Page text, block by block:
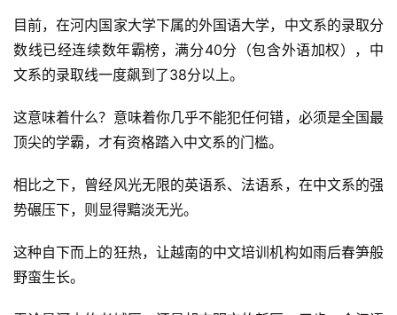
目前，在河内国家大学下属的外国语大学，中文系的录取分
数线已经连续数年霸榜，满分40分（包含外语加权），中
文系的录取线一度飙到了38分以上。
这意味着什么？意味着你几乎不能犯任何错，必须是全国最
顶尖的学霸，才有资格踏入中文系的门槛。
相比之下，曾经风光无限的英语系、法语系，在中文系的强
势碾压下，则显得黯淡无光。
这种自下而上的狂热，让越南的中文培训机构如雨后春笋般
野蛮生长。